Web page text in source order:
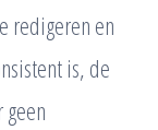
redigeren en
is, de